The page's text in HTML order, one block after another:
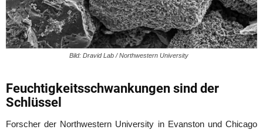
Bild: Dravid Lab / Northwestern University
Feuchtigkeitsschwankungen sind der
Schlüssel
Forscher der Northwestern University in Evanston und Chicago